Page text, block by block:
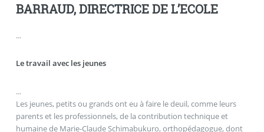
BARRAUD, DIRECTRICE DE L’ECOLE
...
Le travail avec les jeunes
...
Les jeunes, petits ou grands ont eu à faire le deuil, comme leurs
parents et les professionnels, de la contribution technique et
humaine de Marie-Claude Schimabukuro, orthopédagogue, dont